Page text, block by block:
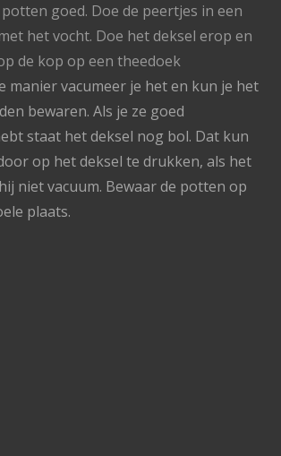
goed. Doe de peertjes in een
het vocht. Doe het deksel erop en
de kop op een theedoek
manier vacumeer je het en kun je het
bewaren. Als je ze goed
staat het deksel nog bol. Dat kun
op het deksel te drukken, als het
niet vacuum. Bewaar de potten op
plaats.